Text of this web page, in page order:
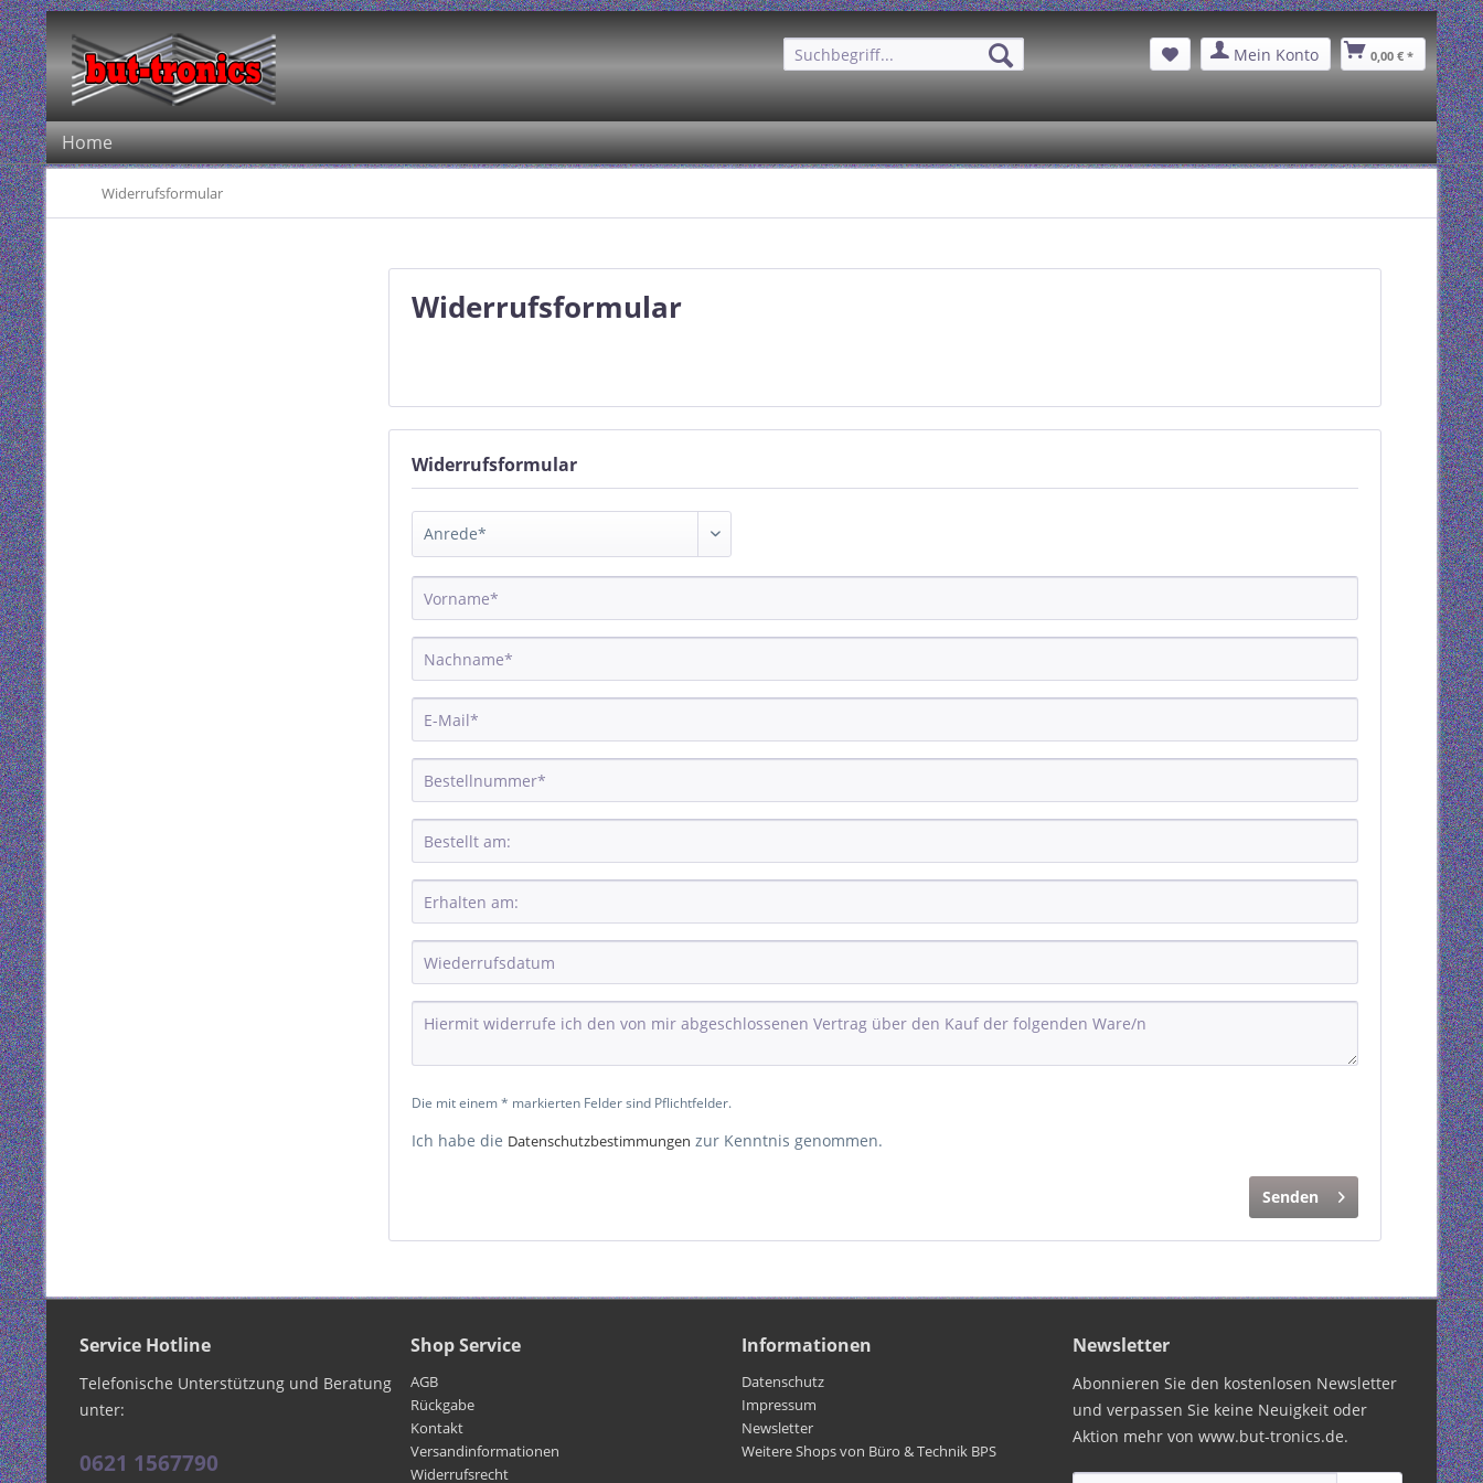
Mein Konto 0,00 € *
Home
Widerrufsformular
Widerrufsformular
Widerrufsformular
Die mit einem * markierten Felder sind Pflichtfelder.
Ich habe die Datenschutzbestimmungen zur Kenntnis genommen.
Senden
Service Hotline
Telefonische Unterstützung und Beratung
unter:
0621 1567790
Shop Service
AGB
Rückgabe
Kontakt
Versandinformationen
Widerrufsrecht
Informationen
Datenschutz
Impressum
Newsletter
Weitere Shops von Büro & Technik BPS
Newsletter
Abonnieren Sie den kostenlosen Newsletter
und verpassen Sie keine Neuigkeit oder
Aktion mehr von www.but-tronics.de.